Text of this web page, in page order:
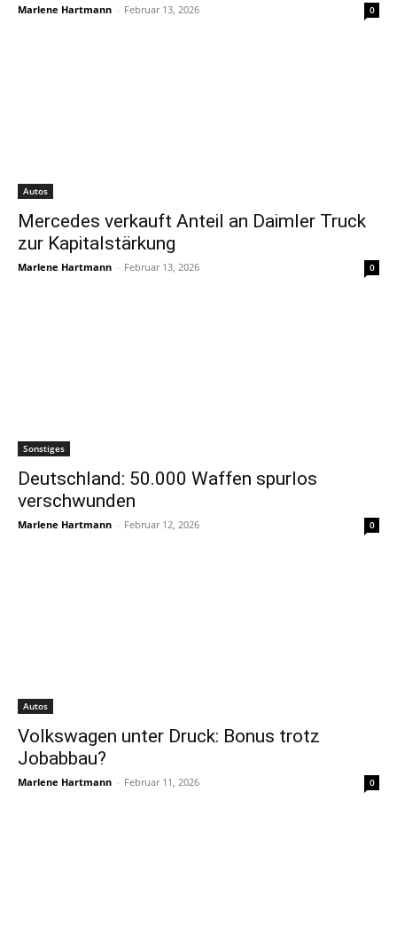
Marlene Hartmann - Februar 13, 2026 0
Autos
Mercedes verkauft Anteil an Daimler Truck
zur Kapitalstärkung
Marlene Hartmann - Februar 13, 2026 0
Sonstiges
Deutschland: 50.000 Waffen spurlos
verschwunden
Marlene Hartmann - Februar 12, 2026 0
Autos
Volkswagen unter Druck: Bonus trotz
Jobabbau?
Marlene Hartmann - Februar 11, 2026 0